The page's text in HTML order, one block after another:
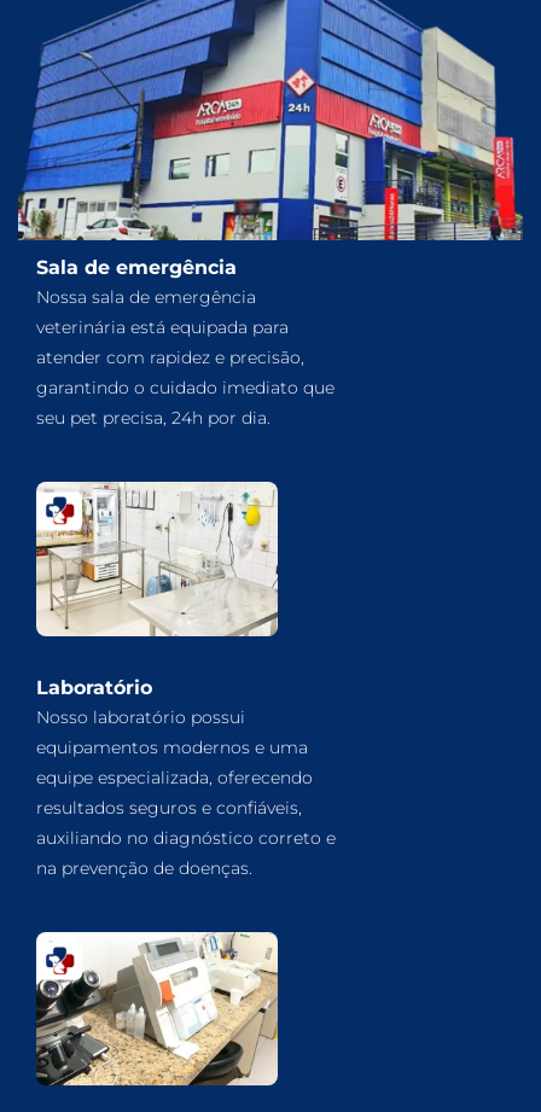
Sala de emergência
Nossa sala de emergência
veterinária está equipada para
atender com rapidez e precisão,
garantindo o cuidado imediato que
seu pet precisa, 24h por dia.
Laboratório
Nosso laboratório possui
equipamentos modernos e uma
equipe especializada, oferecendo
resultados seguros e confiáveis,
auxiliando no diagnóstico correto e
na prevenção de doenças.